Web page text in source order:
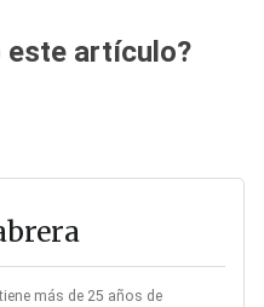
este artículo?
más de 25 años de